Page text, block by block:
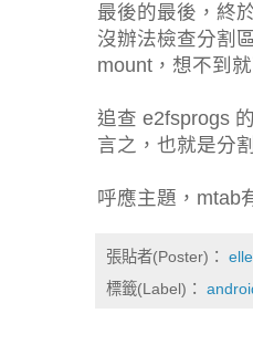
最後的最後，終
沒辦法檢查分割
mount，想不到
追查 e2fsprogs
言之，也就是分
呼應主題，mtab
張貼者(Poster)：
標籤(Label)：